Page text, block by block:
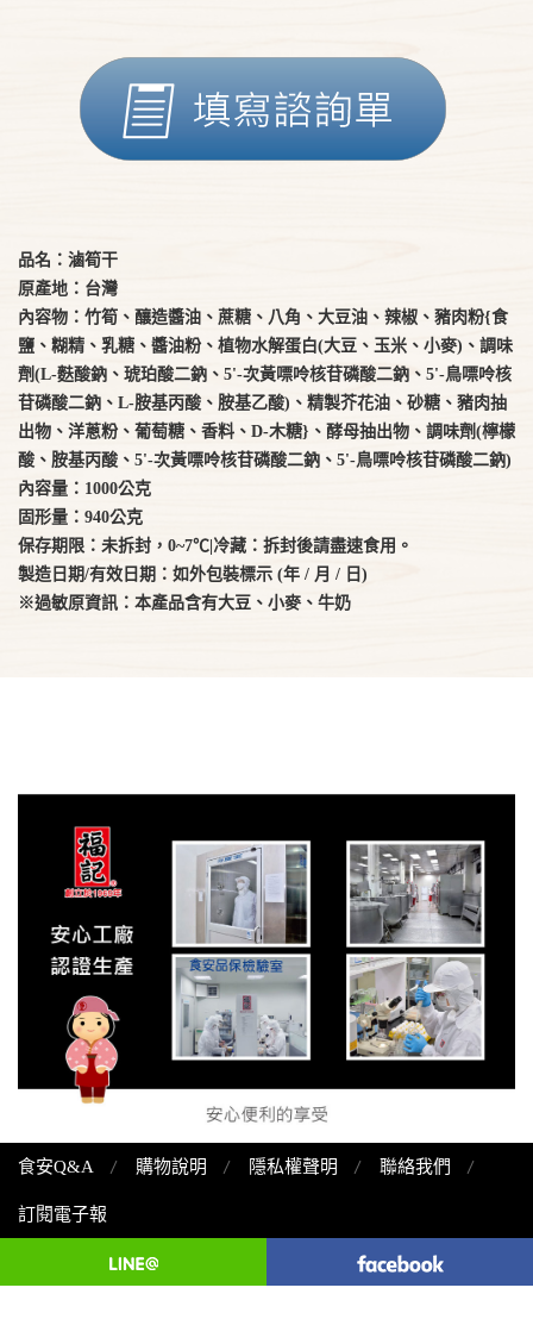
品名：滷筍干
原產地：台灣
內容物：竹筍、釀造醬油、蔗糖、八角、大豆油、辣椒、豬肉粉{食
鹽、糊精、乳糖、醬油粉、植物水解蛋白(大豆、玉米、小麥)、調味
劑(L-麩酸鈉、琥珀酸二鈉、5'-次黃嘌呤核苷磷酸二鈉、5'-鳥嘌呤核
苷磷酸二鈉、L-胺基丙酸、胺基乙酸)、精製芥花油、砂糖、豬肉抽
出物、洋蔥粉、葡萄糖、香料、D-木糖}、酵母抽出物、調味劑(檸檬
酸、胺基丙酸、5'-次黃嘌呤核苷磷酸二鈉、5'-鳥嘌呤核苷磷酸二鈉)
內容量：1000公克
固形量：940公克
保存期限：未拆封，0~7℃|冷藏：拆封後請盡速食用。
製造日期/有效日期：如外包裝標示 (年 / 月 / 日)
※過敏原資訊：本產品含有大豆、小麥、牛奶
食安Q&A 購物說明 隱私權聲明 聯絡我們
訂閱電子報